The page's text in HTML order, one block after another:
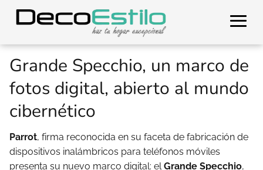
Grande Specchio, un marco de
fotos digital, abierto al mundo
cibernético
Parrot, firma reconocida en su faceta de fabricación de
dispositivos inalámbricos para teléfonos móviles
presenta su nuevo marco digital: elGrande Specchio,